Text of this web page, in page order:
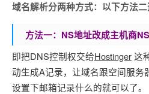
域名解析分两种方式：以下方法
方法一：NS地址改成主机商
即把DNS控制权交给Hostinger这
动生成A记录，让域名跟空间服务
设置下邮箱记录什么的就可以了。